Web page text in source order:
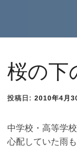
桜の下
投稿日: 2010年4月
中学校・高等学
心配していた雨